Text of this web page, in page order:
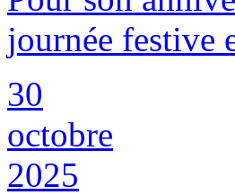
journée festive
30
octobre
2025